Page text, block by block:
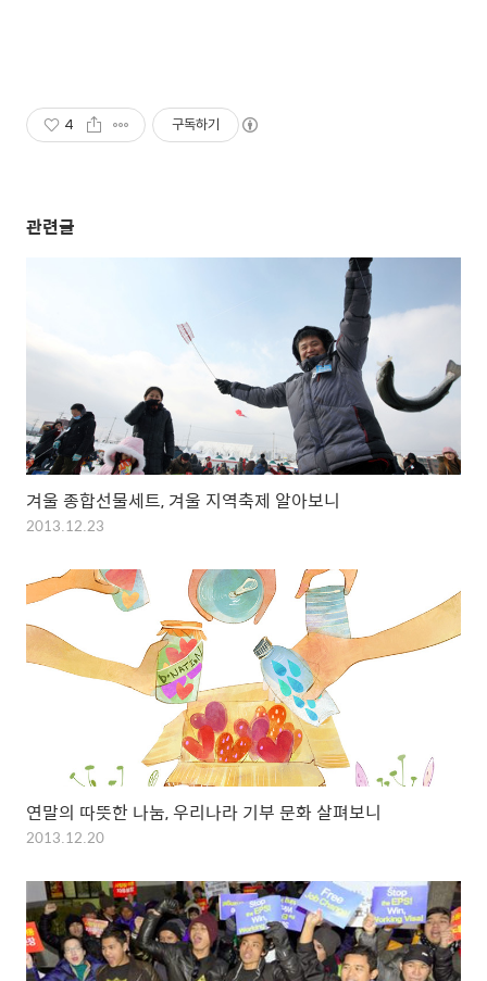
4 구독하기
관련글
겨울 종합선물세트, 겨울 지역축제 알아보니
2013.12.23
연말의 따뜻한 나눔, 우리나라 기부 문화 살펴보니
2013.12.20